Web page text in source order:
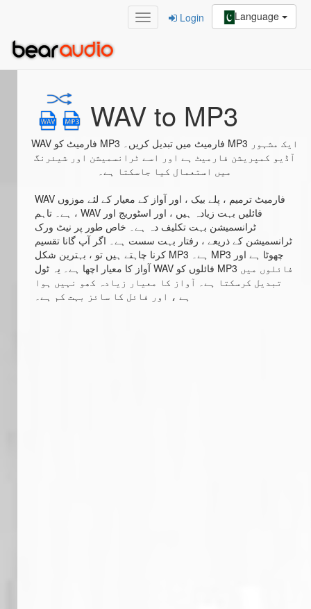
Language
Login
WAV to MP3
WAV فارمیٹ کو MP3 فارمیٹ میں تبدیل کریں۔ MP3 ایک مشہور
آڈیو کمپریشن فارمیٹ ہے اور اسے ٹرانسمیشن اور شیئرنگ
میں استعمال کیا جاسکتا ہے۔
WAV فارمیٹ ترمیم ، پلے بیک ، اور آواز کے معیار کے لئے موزوں
ہے۔ تاہم ، WAV فائلیں بہت زیادہ ہیں ، اور اسٹوریج اور
ٹرانسمیشن بہت تکلیف دہ ہے۔ خاص طور پر نیٹ ورک
ٹرانسمیشن کے ذریعے ، رفتار بہت سست ہے۔ اگر آپ گانا تقسیم
کرنا چاہتے ہیں تو ، بہترین شکل MP3 ہے۔ MP3 چھوٹا ہے اور
آواز کا معیار اچھا ہے۔ یہ ٹول WAV فائلوں کو MP3 فائلوں میں
تبدیل کرسکتا ہے۔ آواز کا معیار زیادہ کھو نہیں ہوا
ہے ، اور فائل کا سائز بہت کم ہے۔